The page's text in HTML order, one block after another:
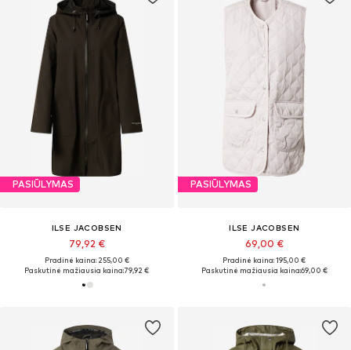
PASIŪLYMAS
ILSE JACOBSEN
79,92 €
Pradinė kaina: 255,00 €
Paskutinė mažiausia kaina:79,92 €
PASIŪLYMAS
ILSE JACOBSEN
69,00 €
Pradinė kaina: 195,00 €
Paskutinė mažiausia kaina:69,00 €